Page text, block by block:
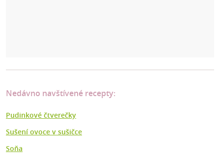
Nedávno navštívené recepty:
Pudinkové čtverečky
Sušení ovoce v sušičce
Soňa